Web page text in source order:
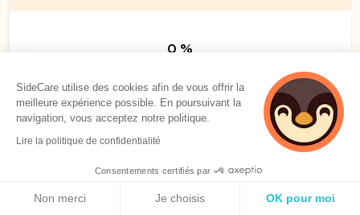
0 %
Allocation obsèques
Voir plus
0.0 % PMSS
0 €
SideCare utilise des cookies afin de vous offrir la
meilleure expérience possible. En poursuivant la
navigation, vous acceptez notre politique.
Lire la politique de confidentialité
Consentements certifiés par
Non merci Je choisis OK pour moi